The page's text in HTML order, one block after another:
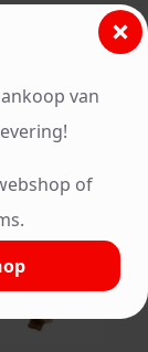
van
of